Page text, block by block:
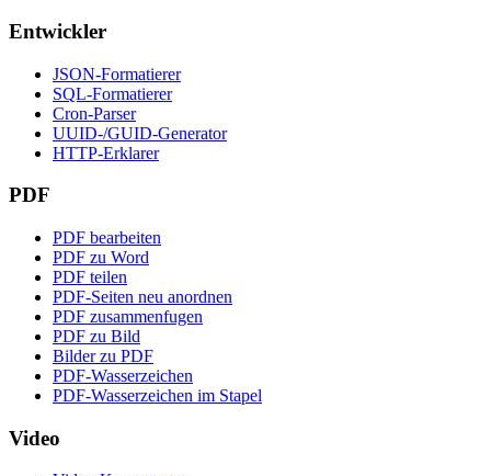
Entwickler
JSON-Formatierer
SQL-Formatierer
Cron-Parser
UUID-/GUID-Generator
HTTP-Erklarer
PDF
PDF bearbeiten
PDF zu Word
PDF teilen
PDF-Seiten neu anordnen
PDF zusammenfugen
PDF zu Bild
Bilder zu PDF
PDF-Wasserzeichen
PDF-Wasserzeichen im Stapel
Video